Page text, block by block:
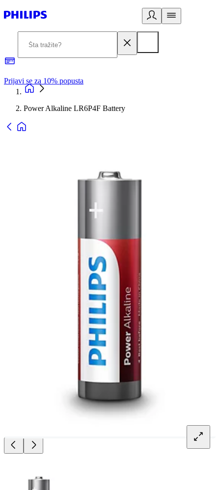
Prijavi se za 10% popusta
Power Alkaline LR6P4F Battery